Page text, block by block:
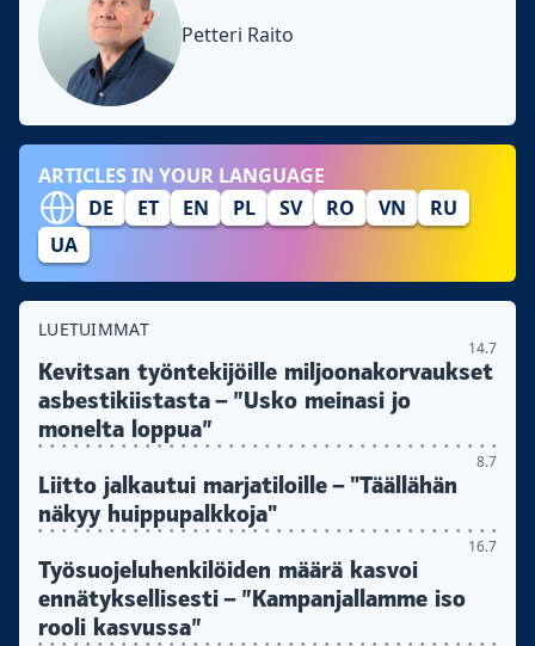
Petteri Raito
ARTICLES IN YOUR LANGUAGE
DE
ET EN PL SV RO VN
RU
UA
LUETUIMMAT
14.7
Kevitsan työntekijöille miljoonakorvaukset
asbestikiistasta – ”Usko meinasi jo
monelta loppua”
8.7
Liitto jalkautui marjatiloille – "Täällähän
näkyy huippupalkkoja"
16.7
Työsuojeluhenkilöiden määrä kasvoi
ennätyksellisesti – ”Kampanjallamme iso
rooli kasvussa”